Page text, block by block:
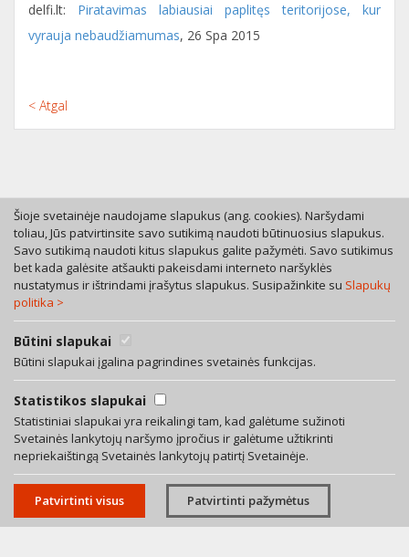
delfi.lt: Piratavimas labiausiai paplitęs teritorijose, kur
vyrauja nebaudžiamumas, 26 Spa 2015
< Atgal
Tel. +370 46 246630
Mob. +370 616 53055
A. Rotundo g. 5, LT-01400 Vilnius
Bendra teisinių paslaugų sutartis
Privatumo politika
Facebook
LinkedIn
El. paštas:info@averus.lt
© 2026 Visos teisės saugomos. Advokatų profesinė bendrija AVERUS.
Šioje svetainėje naudojame slapukus (ang. cookies). Naršydami
toliau, Jūs patvirtinsite savo sutikimą naudoti būtinuosius slapukus.
Savo sutikimą naudoti kitus slapukus galite pažymėti. Savo sutikimus
bet kada galėsite atšaukti pakeisdami interneto naršyklės
nustatymus ir ištrindami įrašytus slapukus. Susipažinkite su Slapukų
politika >
Būtini slapukai
Būtini slapukai įgalina pagrindines svetainės funkcijas.
Statistikos slapukai
Statistiniai slapukai yra reikalingi tam, kad galėtume sužinoti
Svetainės lankytojų naršymo įpročius ir galėtume užtikrinti
nepriekaištingą Svetainės lankytojų patirtį Svetainėje.
Patvirtinti visus Patvirtinti pažymėtus